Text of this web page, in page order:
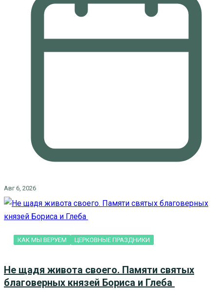
Авг 6, 2026
КАК МЫ ВЕРУЕМ ЦЕРКОВНЫЕ ПРАЗДНИКИ
Не щадя живота своего. Памяти святых
благоверных князей Бориса и Глеба